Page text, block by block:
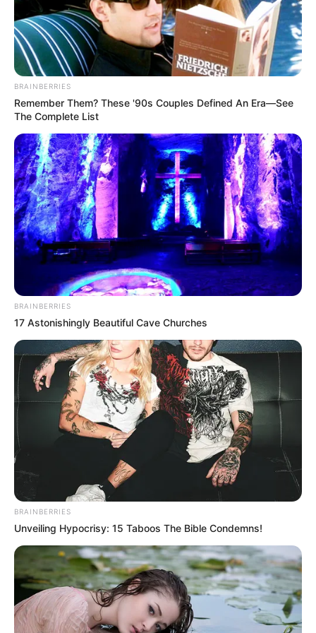
globales impulsadas por Estados Unidos, alta volatilidad
e incertidumbre en el mercado financiero internacional.
“Las mayores barreras al comercio implican choques
negativos sobre la demanda externa del país y sobre los
puntualizó el gerente del Banco de la República.
COMPARTIR
ALERTA BOGOTÁ EN GOOGLE NEWS
TEMAS RELACIONADOS
TASA DE INTERÉS
CRÉDITOS
BANCO DE LA REPÚBLICA
MANTÉNGASE EN ALERTA
Tenemos todas las noticias que le
interesan. Para estar bien informado, por
favor, active las notificaciones de Alerta.
TEMAS DESTACADOS
RECIBO DEL AGUA
LOCALIDAD DE USAQUÉN
CUNDINAMARCA
DESAPARECIDOS
CORTES DE LUZ
LOCALIDAD DE ENGATIVÁ
REGIOTRAM DE OCCIDENTE
LOCALIDAD DE SUBA
BRAINBERRIES
Remember Them? These '90s Couples Defined An Era—See
The Complete List
BRAINBERRIES
17 Astonishingly Beautiful Cave Churches
BRAINBERRIES
Unveiling Hypocrisy: 15 Taboos The Bible Condemns!